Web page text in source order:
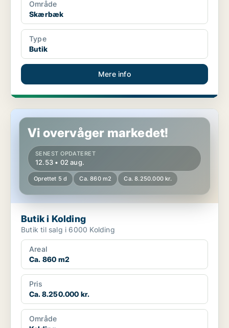
Område
Skærbæk
Type
Butik
Mere info
Butik i Kolding
Vi overvåger markedet!
SENEST OPDATERET
12.53 • 02 aug.
Oprettet 5 d Ca. 860 m2 Ca. 8.250.000 kr.
Butik i Kolding
Butik til salg i 6000 Kolding
Areal
Ca. 860 m2
Pris
Ca. 8.250.000 kr.
Område